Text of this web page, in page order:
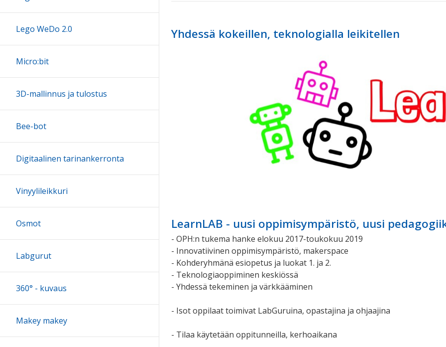
Yhdessä kokeillen, teknologialla leikitellen
LearnLAB - uusi oppimisympäristö, uusi
- OPH:n tukema hanke elokuu 2017-toukokuu 2019
- Innovatiivinen oppimisympäristö, makerspace
- Kohderyhmänä esiopetus ja luokat 1. ja 2.
- Teknologiaoppiminen keskiössä
- Yhdessä tekeminen ja värkkääminen
- Isot oppilaat toimivat LabGuruina, opastajina ja ohjaajina
- Tilaa käytetään oppitunneilla, kerhoaikana
Lego WeDo 2.0
Micro:bit
3D-mallinnus ja tulostus
Bee-bot
Digitaalinen tarinankerronta
Vinyylileikkuri
Osmot
Labgurut
360° - kuvaus
Makey makey